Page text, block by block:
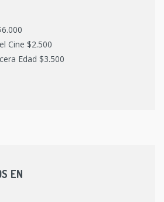
Cine $2.500
Edad $3.500
EN